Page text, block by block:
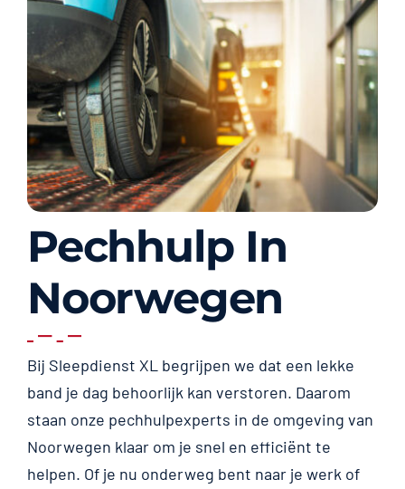
Pechhulp In
Noorwegen
Bij Sleepdienst XL begrijpen we dat een lekke
band je dag behoorlijk kan verstoren. Daarom
staan onze pechhulpexperts in de omgeving van
Noorwegen klaar om je snel en efficiënt te
helpen. Of je nu onderweg bent naar je werk of